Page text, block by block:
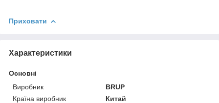
Приховати
Характеристики
Основні
Виробник
BRUP
Країна виробник
Китай